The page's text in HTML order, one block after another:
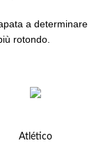
a determinare
rotondo.
Atlético